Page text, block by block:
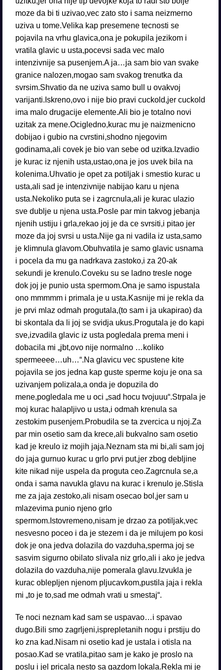
moze da bi ti uzivao,vec zato sto i sama neizmerno
uziva u tome.Velika kap presemene tecnosti se
pojavila na vrhu glavica,ona je pokupila jezikom i
vratila glavic u usta,pocevsi sada vec malo
intenzivnije sa pusenjem.A ja…ja sam bio van svake
granice nalozen,mogao sam svakog trenutka da
svrsim.Shvatio da ne uziva samo bull u ovakvoj
varijanti.Iskreno,ovo i nije bio pravi cuckold,jer cuckold
ima malo drugacije elemente.Ali bio je totalno novi
uzitak za mene.Ocigledno,kurac mu je naizmenicno
dobijao i gubio na cvrstini,shodno njegovim
godinama,ali covek je bio van sebe od uzitka.Izvadio
je kurac iz njenih usta,ustao,ona je jos uvek bila na
kolenima.Uhvatio je opet za potiljak i smestio kurac u
usta,ali sad je intenzivnije nabijao karu u njena
usta.Nekoliko puta se i zagrcnula,ali je kurac ulazio
sve dublje u njena usta.Posle par min takvog jebanja
njenih ustiju i grla,rekao joj je da ce svrsiti,i pitao jer
moze da joj svrsi u usta.Nije ga ni vadila iz usta,samo
je klimnula glavom.Obuhvatila je samo glavic usnama
i pocela da mu ga nadrkava zastoko,i za 20-ak
sekundi je krenulo.Coveku su se ladno tresle noge
dok joj je punio usta spermom.Ona je samo ispustala
ono mmmmm i primala je u usta.Kasnije mi je rekla da
je prvi mlaz odmah progutala,(to sam i ja ukapirao) da
bi skontala da li joj se svidja ukus.Progutala je do kapi
sve,izvadila glavic iz usta pogledala prema meni i
dobacila mi „jbt,ovo nije normalno …koliko
spermeeee…uh…“.Na glavicu vec spustene kite
pojavila se jos jedna kap guste sperme koju je ona sa
uzivanjem polizala,a onda je dopuzila do
mene,pogledala me u oci „sad hocu tvojuuu“.Strpala je
moj kurac halapljivo u usta,i odmah krenula sa
zestokim pusenjem.Probudila se ta zvercica u njoj.Za
par min osetio sam da krece,ali bukvalno sam osetio
kad je kreulo iz mojih jaja.Neznam sta mi bi,ali sam joj
do jaja gurnuo kurac u grlo prvi put,jer zbog debljine
kite nikad nije uspela da proguta ceo.Zagrcnula se,a
onda i sama navukla glavu na kurac i krenulo je.Stisla
me za jaja zestoko,ali nisam osecao bol,jer sam u
mlazevima punio njeno grlo
spermom.Istovremeno,nisam je drzao za potiljak,vec
nesvesno poceo i da je stezem i da je milujem po kosi
dok je ona jedva dolazila do vazduha,sperma joj se
sasvim sigurno obilato slivala niz grlo,ali i ako je jedva
dolazila do vazduha,nije pomerala glavu.Izvukla je
kurac oblepljen njenom pljucavkom,pustila jaja i rekla
mi „to je to,sad me odmah vrati u smestaj“.
Te noci neznam kad sam se uspavao…i spavao
dugo.Bili smo zagrljeni,isprepletanih nogu i prstiju do
ko zna kad.Nisam ni osetio kad je ustala i otisla na
posao.Kad se vratila,pitao sam je kako je proslo na
poslu i jel pricala nesto sa gazdom lokala.Rekla mi je